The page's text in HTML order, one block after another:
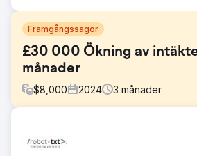
Framgångssagor
£30 000 Ökning av
månader
$8,000 2024 3 månader
Vår klient är en ledande läkare inom
som erbjuder en rad holistiska